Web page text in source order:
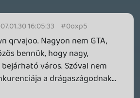
14:59:47 #0oxot